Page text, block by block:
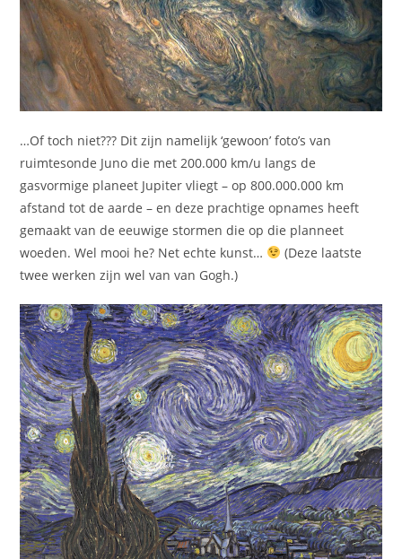
…Of toch niet??? Dit zijn namelijk ‘gewoon’ foto’s van
ruimtesonde Juno die met 200.000 km/u langs de
gasvormige planeet Jupiter vliegt – op 800.000.000 km
afstand tot de aarde – en deze prachtige opnames heeft
gemaakt van de eeuwige stormen die op die planneet
woeden. Wel mooi he? Net echte kunst…
(Deze laatste
twee werken zijn wel van van Gogh.)